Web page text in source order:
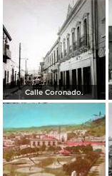
Calle Coronado.